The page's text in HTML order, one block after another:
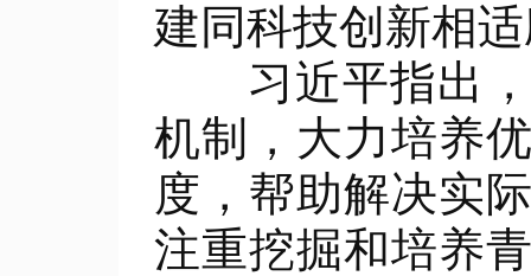
建同科技创新相
习近平指出，
机制，大力培养
度，帮助解决实
注重挖掘和培养